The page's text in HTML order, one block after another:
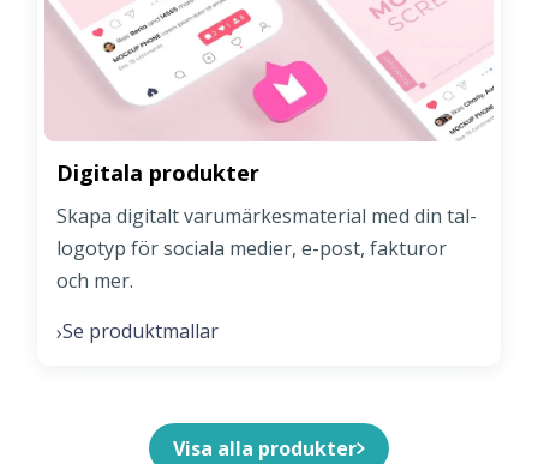
Digitala produkter
Skapa digitalt varumärkesmaterial med din tal-
logotyp för sociala medier, e-post, fakturor
och mer.
›Se produktmallar
Visa alla produkter